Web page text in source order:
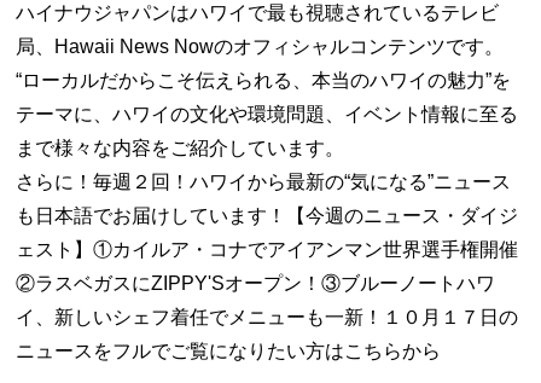
ハイナウジャパンはハワイで最も視聴されているテレビ
局、Hawaii News Nowのオフィシャルコンテンツです。
“ローカルだからこそ伝えられる、本当のハワイの魅力”を
テーマに、ハワイの文化や環境問題、イベント情報に至る
まで様々な内容をご紹介しています。
さらに！毎週２回！ハワイから最新の“気になる”ニュース
も日本語でお届けしています！【今週のニュース・ダイジ
ェスト】①カイルア・コナでアイアンマン世界選手権開催
②ラスベガスにZIPPY'Sオープン！③ブルーノートハワ
イ、新しいシェフ着任でメニューも一新！１０月１７日の
ニュースをフルでご覧になりたい方はこちらから